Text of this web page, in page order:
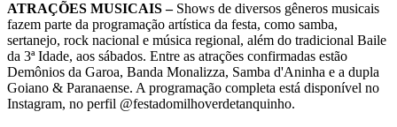
ATRAÇÕES MUSICAIS – Shows de diversos gêneros musicais
fazem parte da programação artística da festa, como samba,
sertanejo, rock nacional e música regional, além do tradicional Baile
da 3ª Idade, aos sábados. Entre as atrações confirmadas estão
Demônios da Garoa, Banda Monalizza, Samba d'Aninha e a dupla
Goiano & Paranaense. A programação completa está disponível no
Instagram, no perfil @festadomilhoverdetanquinho.